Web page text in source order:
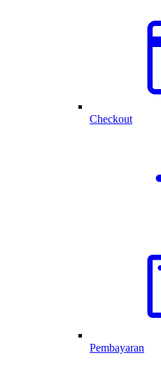
Checkout
Pembayaran